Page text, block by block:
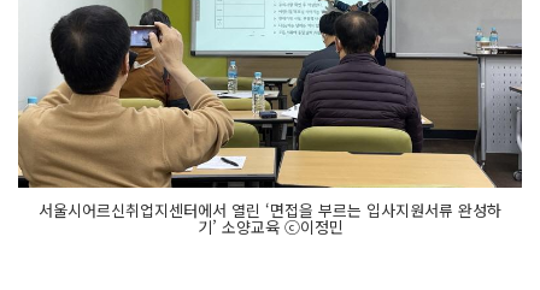
서울시어르신취업지센터에서 열린 ‘면접을 부르는 입사지원서류 완성하
기’ 소양교육 ⓒ이정민